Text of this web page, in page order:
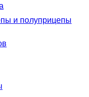
и полуприцепы